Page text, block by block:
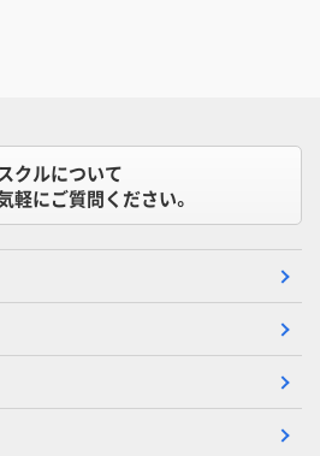
クルについて
軽にご質問ください。